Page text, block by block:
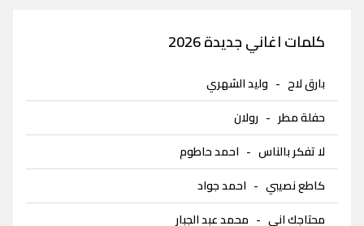
كلمات اغاني جديدة 2026
بارق لاح - وليد الشهري
حفلة مطر - رولان
لا تفكر بالناس - احمد حاطوم
كاطع نصيبي - احمد جواد
محتاجك اني - محمد عبد الجبار